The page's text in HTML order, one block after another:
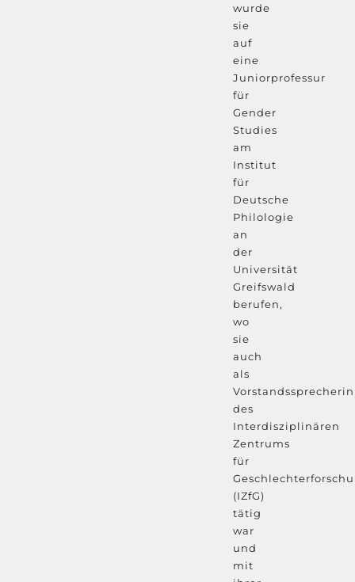
wurde
sie
auf
eine
Juniorprofessur
für
Gender
Studies
am
Institut
für
Deutsche
Philologie
an
der
Universität
Greifswald
berufen,
wo
sie
auch
als
Vorstandssprecherin
des
Interdisziplinären
Zentrums
für
(IZfG)
tätig
war
und
mit